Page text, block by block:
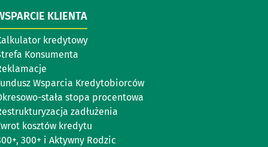
KLIENTA
kredytowy
Konsumenta
Wsparcia Kredytobiorców
stała stopa procentowa
zadłużenia
kosztów kredytu
300+ i Aktywny Rodzic